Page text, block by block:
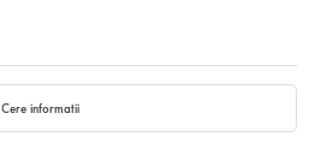
Cere informatii